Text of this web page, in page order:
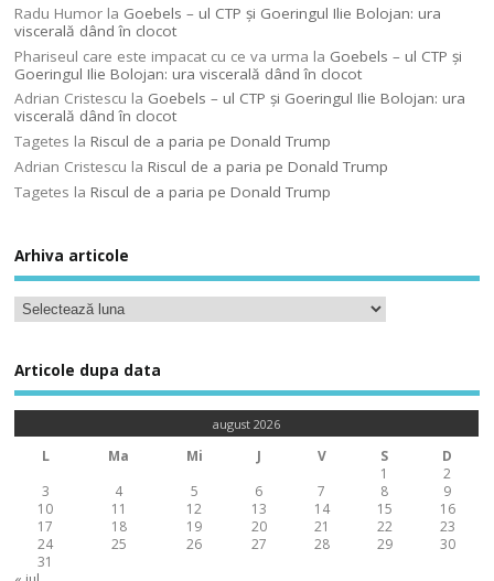
Radu Humor la Goebels – ul CTP şi Goeringul Ilie Bolojan: ura
viscerală dând în clocot
Phariseul care este impacat cu ce va urma la Goebels – ul CTP şi
Goeringul Ilie Bolojan: ura viscerală dând în clocot
Adrian Cristescu la Goebels – ul CTP şi Goeringul Ilie Bolojan: ura
viscerală dând în clocot
Tagetes laRiscul de a paria pe Donald Trump
Adrian Cristescu laRiscul de a paria pe Donald Trump
Tagetes laRiscul de a paria pe Donald Trump
Arhiva articole
Articole dupa data
august 2026
L Ma Mi J V S
D
1
2
3
4 5 6 7 8
9
10
11 12 13 14 15
16
17
18 19 20 21 22
23
24
25 26 27 28 29
30
31